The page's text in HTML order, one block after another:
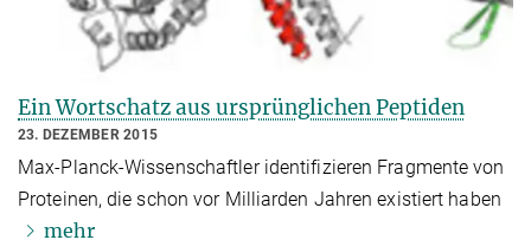
Ein Wortschatz aus ursprünglichen Peptiden
23. DEZEMBER 2015
Max-Planck-Wissenschaftler identifizieren Fragmente von
Proteinen, die schon vor Milliarden Jahren existiert haben
mehr